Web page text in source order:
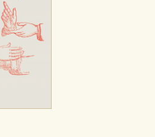
COOKIES